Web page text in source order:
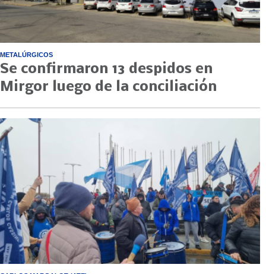
METALÚRGICOS
Se confirmaron 13 despidos en
Mirgor luego de la conciliación